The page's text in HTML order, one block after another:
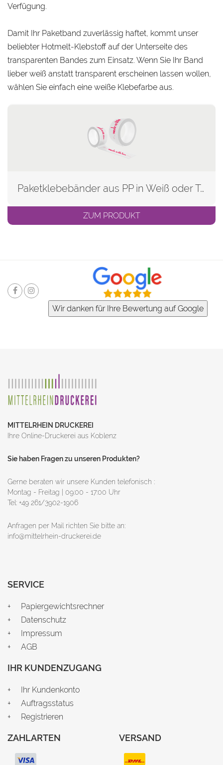
Verfügung.
Damit Ihr Paketband zuverlässig haftet, kommt unser
beliebter Hotmelt-Klebstoff auf der Unterseite des
transparenten Bandes zum Einsatz. Wenn Sie Ihr Band
lieber weiß anstatt transparent erscheinen lassen wollen,
wählen Sie einfach eine weiße Klebefarbe aus.
Paketklebebänder aus PP in Weiß oder Transparent
ZUM PRODUKT
MITTELRHEIN DRUCKEREI
Ihre Online-Druckerei aus Koblenz
Sie haben Fragen zu unseren Produkten?
Gerne beraten wir unsere Kunden telefonisch :
Montag - Freitag | 09:00 - 17:00 Uhr
Tel: +49 261/3902-1906
Anfragen per Mail richten Sie bitte an:
info@mittelrhein-druckerei.de
SERVICE
Papiergewichtsrechner
Datenschutz
Impressum
AGB
IHR KUNDENZUGANG
Ihr Kundenkonto
Auftragsstatus
Registrieren
ZAHLARTEN VERSAND